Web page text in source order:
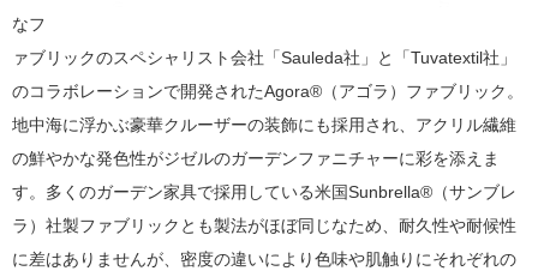
なフ
ァブリックのスペシャリスト会社「Sauleda社」と「Tuvatextil社」
のコラボレーションで開発されたAgora®（アゴラ）ファブリック。
地中海に浮かぶ豪華クルーザーの装飾にも採用され、アクリル繊維
の鮮やかな発色性がジゼルのガーデンファニチャーに彩を添えま
す。多くのガーデン家具で採用している米国Sunbrella®（サンブレ
ラ）社製ファブリックとも製法がほぼ同じなため、耐久性や耐候性
に差はありませんが、密度の違いにより色味や肌触りにそれぞれの